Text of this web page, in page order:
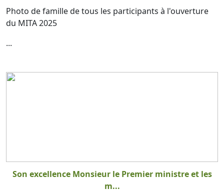
Photo de famille de tous les participants à l'ouverture
du MITA 2025
...
Son excellence Monsieur le Premier ministre et les
m...